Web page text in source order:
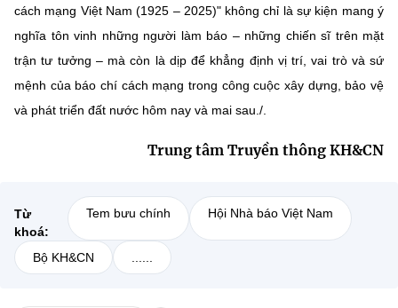
cách mạng Việt Nam (1925 – 2025)" không chỉ là sự kiện mang ý
nghĩa tôn vinh những người làm báo – những chiến sĩ trên mặt
trận tư tưởng – mà còn là dịp để khẳng định vị trí, vai trò và sứ
mệnh của báo chí cách mạng trong công cuộc xây dựng, bảo vệ
và phát triển đất nước hôm nay và mai sau./.
Trung tâm Truyền thông KH&CN
Từ
khoá:
Tem bưu chính Hội Nhà báo Việt Nam
Bộ KH&CN ......